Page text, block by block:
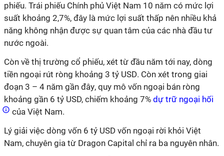
phiếu. Trái phiếu Chính phủ Việt Nam 10 năm có mức lợi
suất khoảng 2,7%, đây là mức lợi suất thấp nên nhiều khả
năng không nhận được sự quan tâm của các nhà đầu tư
nước ngoài.
Còn về thị trường cổ phiếu, xét từ đầu năm tới nay, dòng
tiền ngoại rút ròng khoảng 3 tỷ USD. Còn xét trong giai
đoạn 3 – 4 năm gần đây, quy mô vốn ngoại bán ròng
khoảng gần 6 tỷ USD, chiếm khoảng 7% dự trữ ngoại hối
của Việt Nam.
Lý giải việc dòng vốn 6 tỷ USD vốn ngoại rời khỏi Việt
Nam, chuyên gia từ Dragon Capital chỉ ra ba nguyên nhân.